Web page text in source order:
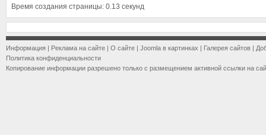
Время создания страницы: 0.13 секунд
Информация | Реклама на сайте | О сайте | Joomla в картинках | Галерея сайтов |
Политика конфиденциальности
Копирование информации разрешено только с размещением активной ссылки на